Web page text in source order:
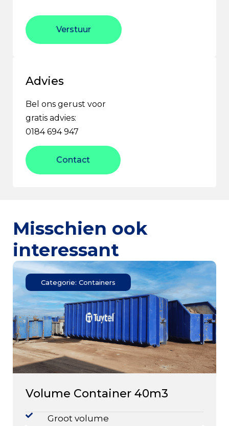
Verstuur
Advies
Bel ons gerust voor
gratis advies:
0184 694 947
Contact
Misschien ook
interessant
Categorie: Containers
Volume Container 40m3
Groot volume